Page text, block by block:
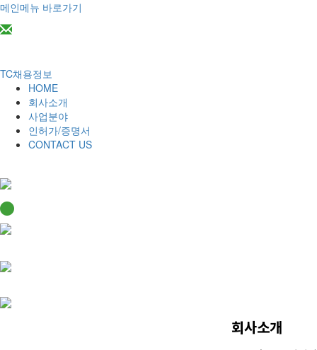
메인메뉴 바로가기
TC채용정보
HOME
회사소개
사업분야
인허가/증명서
CONTACT US
회사소개